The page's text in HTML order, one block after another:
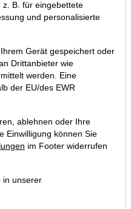
geht es nach
Kann die
stützen?
B. für eingebettete
und personalisierte
Gerät gespeichert oder
Drittanbieter wie
werden. Eine
der EU/des EWR
ablehnen oder Ihre
Einwilligung können Sie
im Footer widerrufen
in unserer